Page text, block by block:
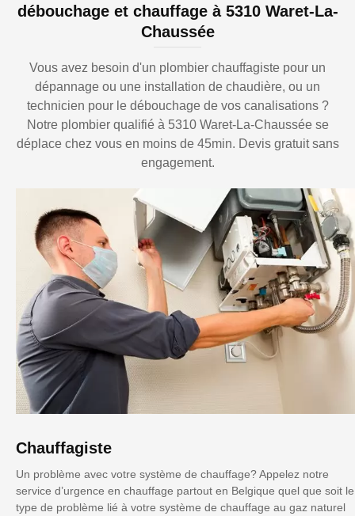
débouchage et chauffage à 5310 Waret-La-
Chaussée
Vous avez besoin d'un plombier chauffagiste pour un
dépannage ou une installation de chaudière, ou un
technicien pour le débouchage de vos canalisations ?
Notre plombier qualifié à 5310 Waret-La-Chaussée se
déplace chez vous en moins de 45min. Devis gratuit sans
engagement.
Chauffagiste
Un problème avec votre système de chauffage? Appelez notre
service d’urgence en chauffage partout en Belgique quel que soit le
type de problème lié à votre système de chauffage au gaz naturel